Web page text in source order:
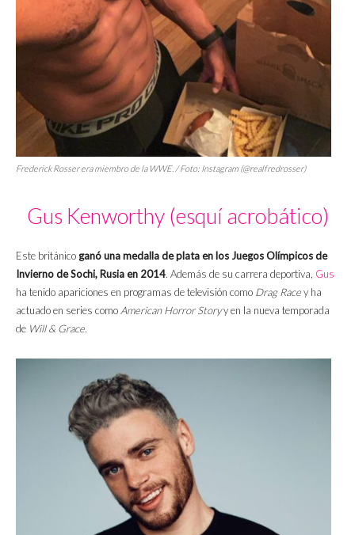
Frederick Rosser era miembro de la WWE. / Foto: Instagram (@realfredrosser)
Gus Kenworthy (esquí acrobático)
Este británicoganó una medalla de plata en los Juegos Olímpicos de
Invierno de Sochi, Rusia en 2014. Además de su carrera deportiva, Gus
ha tenido apariciones en programas de televisión como Drag Racey ha
actuado en series como American Horror Storyy en la nueva temporada
de Will & Grace.